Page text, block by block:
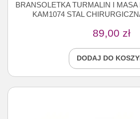
BRANSOLETKA TURMALIN I MASA
KAM1074 STAL
89,00 zł
DODAJ DO